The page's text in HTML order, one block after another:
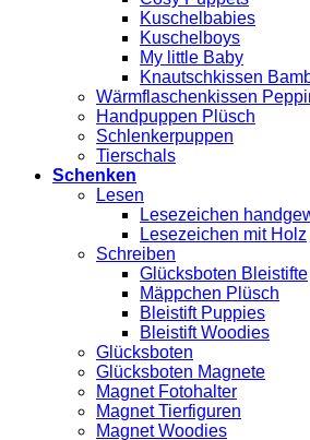
Kuschelbabies
Kuschelboys
My little Baby
Knautschkissen
Wärmflaschenkissen
Handpuppen Plüsch
Schlenkerpuppen
Tierschals
Schenken
Lesen
Lesezeichen
Lesezeichen mit Holz
Schreiben
Glücksboten Bleistifte
Mäppchen Plüsch
Bleistift Puppies
Bleistift Woodies
Glücksboten
Glücksboten Magnete
Magnet Fotohalter
Magnet Tierfiguren
Magnet Woodies